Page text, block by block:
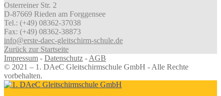
Osterreiner Str. 2
D-87669 Rieden am Forggensee
Tel.: (+49) 08362-37038
Fax: (+49) 08362-38873
info@erste-daec-gleitschirm-schule.de
Zurück zur Startseite
Impressum - Datenschutz - AGB
© 2021 – 1. DAeC Gleitschirmschule GmbH - Alle Rechte
vorbehalten.